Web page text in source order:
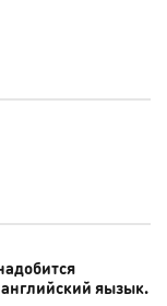
яызык.